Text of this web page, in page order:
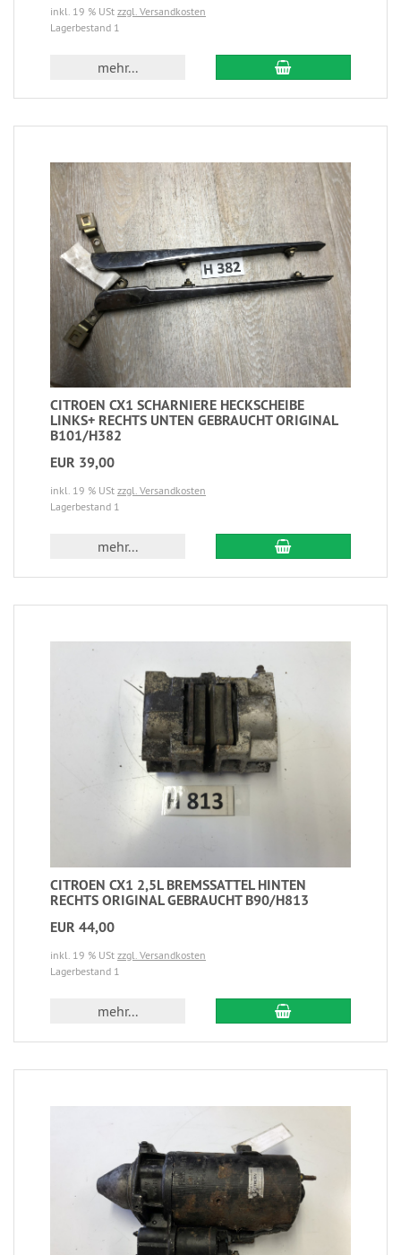
inkl. 19 % USt zzgl. Versandkosten
Lagerbestand 1
mehr...
CITROEN CX1 SCHARNIERE HECKSCHEIBE
LINKS+ RECHTS UNTEN GEBRAUCHT ORIGINAL
B101/H382
EUR 39,00
inkl. 19 % USt zzgl. Versandkosten
Lagerbestand 1
mehr...
CITROEN CX1 2,5L BREMSSATTEL HINTEN
RECHTS ORIGINAL GEBRAUCHT B90/H813
EUR 44,00
inkl. 19 % USt zzgl. Versandkosten
Lagerbestand 1
mehr...